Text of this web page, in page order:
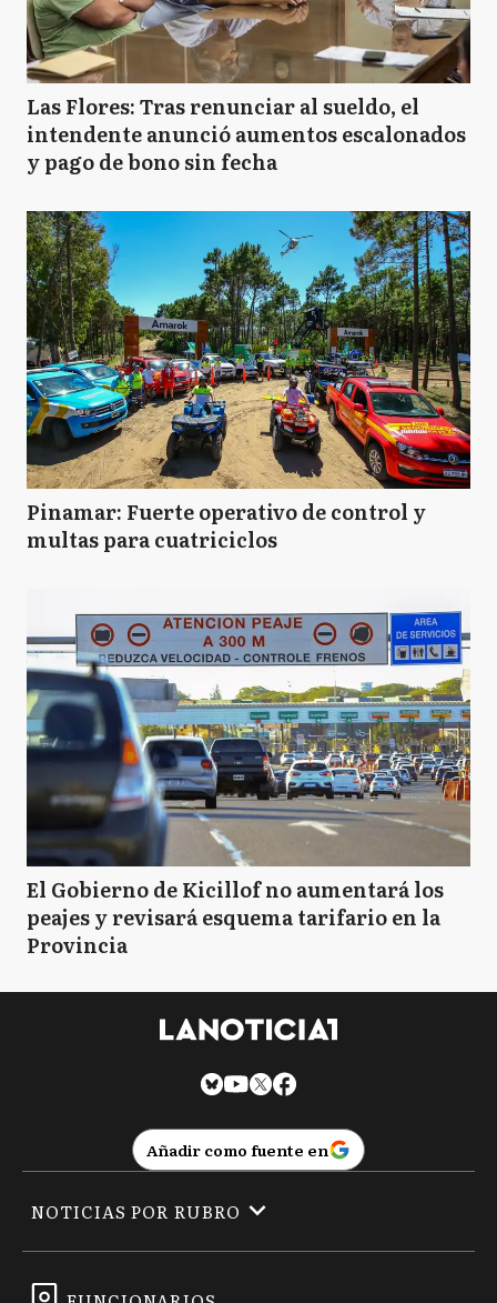
Las Flores: Tras renunciar al sueldo, el
intendente anunció aumentos escalonados
y pago de bono sin fecha
Pinamar: Fuerte operativo de control y
multas para cuatriciclos
El Gobierno de Kicillof no aumentará los
peajes y revisará esquema tarifario en la
Provincia
Añadir como fuente en
NOTICIAS POR RUBRO